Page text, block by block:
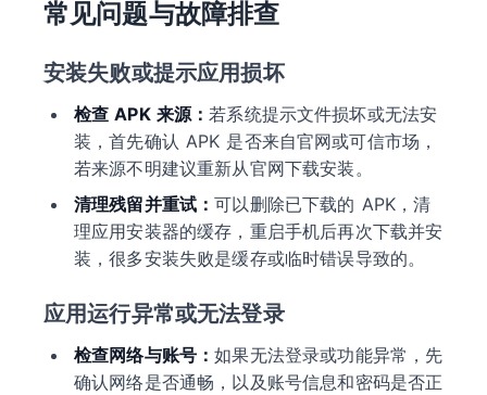
常见问题与故障排查
安装失败或提示应用损坏
检查 APK 来源：若系统提示文件损坏或无法安
装，首先确认 APK 是否来自官网或可信市场，
若来源不明建议重新从官网下载安装。
清理残留并重试：可以删除已下载的 APK，清
理应用安装器的缓存，重启手机后再次下载并安
装，很多安装失败是缓存或临时错误导致的。
应用运行异常或无法登录
检查网络与账号：如果无法登录或功能异常，先
确认网络是否通畅，以及账号信息和密码是否正